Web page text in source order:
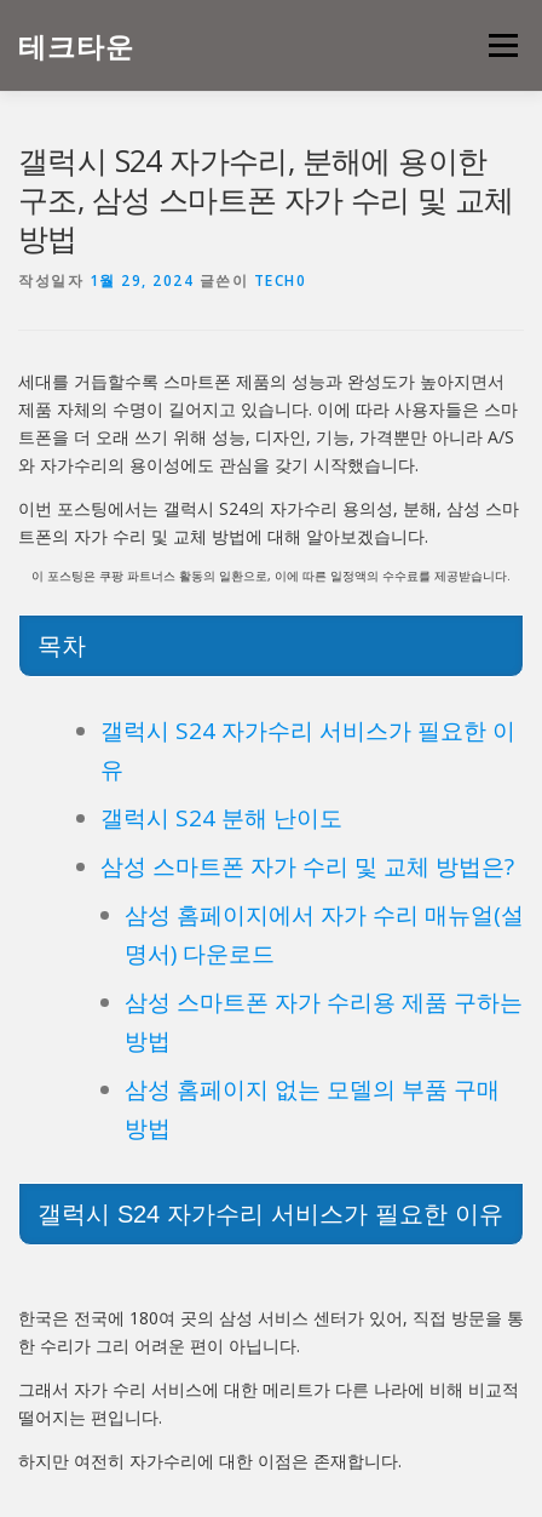
테크타운 메뉴
갤럭시 S24 자가수리, 분해에 용이한
구조, 삼성 스마트폰 자가 수리 및 교체
방법
작성일자 1월 29, 2024 글쓴이 TECH0
세대를 거듭할수록 스마트폰 제품의 성능과 완성도가 높아지면서
제품 자체의 수명이 길어지고 있습니다. 이에 따라 사용자들은 스마
트폰을 더 오래 쓰기 위해 성능, 디자인, 기능, 가격뿐만 아니라 A/S
와 자가수리의 용이성에도 관심을 갖기 시작했습니다.
이번 포스팅에서는 갤럭시 S24의 자가수리 용의성, 분해, 삼성 스마
트폰의 자가 수리 및 교체 방법에 대해 알아보겠습니다.
이 포스팅은 쿠팡 파트너스 활동의 일환으로, 이에 따른 일정액의 수수료를 제공받습니다.
목차
갤럭시 S24 자가수리 서비스가 필요한 이
유
갤럭시 S24 분해 난이도
삼성 스마트폰 자가 수리 및 교체 방법은?
삼성 홈페이지에서 자가 수리 매뉴얼(설
명서) 다운로드
삼성 스마트폰 자가 수리용 제품 구하는
방법
삼성 홈페이지 없는 모델의 부품 구매
방법
갤럭시 S24 자가수리 서비스가 필요한 이유
한국은 전국에 180여 곳의 삼성 서비스 센터가 있어, 직접 방문을 통
한 수리가 그리 어려운 편이 아닙니다.
그래서 자가 수리 서비스에 대한 메리트가 다른 나라에 비해 비교적
떨어지는 편입니다.
하지만 여전히 자가수리에 대한 이점은 존재합니다.